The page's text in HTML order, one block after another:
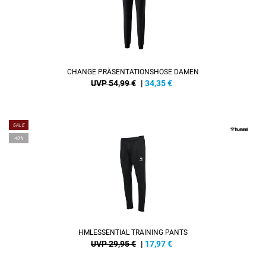
CHANGE PRÄSENTATIONSHOSE DAMEN
UVP 54,99 € | 34,35€
SALE
-40%
HMLESSENTIAL TRAINING PANTS
UVP 29,95 € | 17,97€